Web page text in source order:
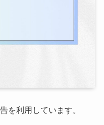
を利用しています。